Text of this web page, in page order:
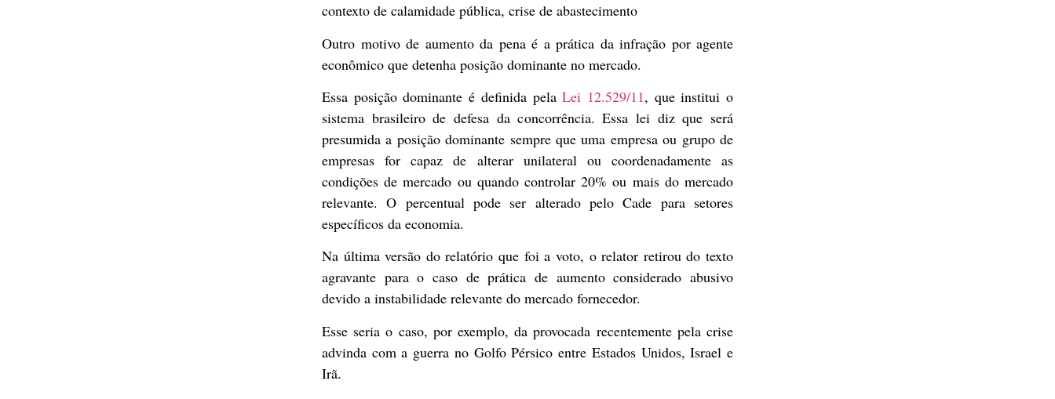
contexto de calamidade pública, crise de abastecimento
Outro motivo de aumento da pena é a prática da infração por agente
econômico que detenha posição dominante no mercado.
Essa posição dominante é definida pelaLei 12.529/11, que institui o
sistema brasileiro de defesa da concorrência. Essa lei diz que será
presumida a posição dominante sempre que uma empresa ou grupo de
empresas for capaz de alterar unilateral ou coordenadamente as
condições de mercado ou quando controlar 20% ou mais do mercado
relevante. O percentual pode ser alterado pelo Cade para setores
específicos da economia.
Na última versão do relatório que foi a voto, o relator retirou do texto
agravante para o caso de prática de aumento considerado abusivo
devido a instabilidade relevante do mercado fornecedor.
Esse seria o caso, por exemplo, da provocada recentemente pela crise
advinda com a guerra no Golfo Pérsico entre Estados Unidos, Israel e
Irã.